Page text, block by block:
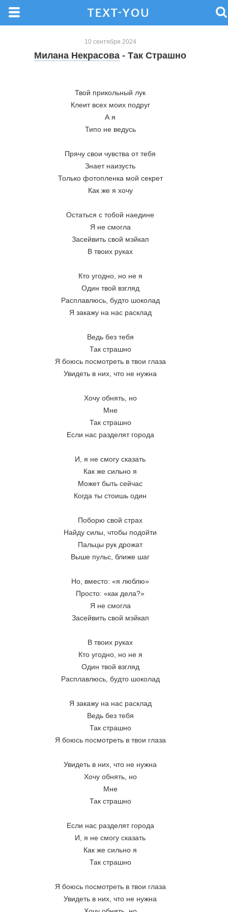
10 сентября 2024
Милана Некрасова - Так Страшно
Твой прикольный лук
Клеит всех моих подруг
А я
Типо не ведусь
Прячу свои чувства от тебя
Знает наизусть
Только фотопленка мой секрет
Как же я хочу
Остаться с тобой наедине
Я не смогла
Засейвить свой мэйкап
В твоих руках
Кто угодно, но не я
Один твой взгляд
Расплавлюсь, будто шоколад
Я закажу на нас расклад
Ведь без тебя
Так страшно
Я боюсь посмотреть в твои глаза
Увидеть в них, что не нужна
Хочу обнять, но
Мне
Так страшно
Если нас разделят города
И, я не смогу сказать
Как же сильно я
Может быть сейчас
Когда ты стоишь один
Поборю свой страх
Найду силы, чтобы подойти
Пальцы рук дрожат
Выше пульс, ближе шаг
Но, вместо: «я люблю»
Просто: «как дела?»
Я не смогла
Засейвить свой мэйкап
В твоих руках
Кто угодно, но не я
Один твой взгляд
Расплавлюсь, будто шоколад
Я закажу на нас расклад
Ведь без тебя
Так страшно
Я боюсь посмотреть в твои глаза
Увидеть в них, что не нужна
Хочу обнять, но
Мне
Так страшно
Если нас разделят города
И, я не смогу сказать
Как же сильно я
Так страшно
Я боюсь посмотреть в твои глаза
Увидеть в них, что не нужна